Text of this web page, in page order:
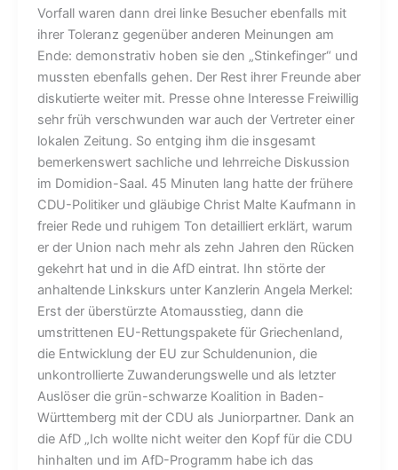
Vorfall waren dann drei linke Besucher ebenfalls mit
ihrer Toleranz gegenüber anderen Meinungen am
Ende: demonstrativ hoben sie den „Stinkefinger“ und
mussten ebenfalls gehen. Der Rest ihrer Freunde aber
diskutierte weiter mit. Presse ohne Interesse Freiwillig
sehr früh verschwunden war auch der Vertreter einer
lokalen Zeitung. So entging ihm die insgesamt
bemerkenswert sachliche und lehrreiche Diskussion
im Domidion-Saal. 45 Minuten lang hatte der frühere
CDU-Politiker und gläubige Christ Malte Kaufmann in
freier Rede und ruhigem Ton detailliert erklärt, warum
er der Union nach mehr als zehn Jahren den Rücken
gekehrt hat und in die AfD eintrat. Ihn störte der
anhaltende Linkskurs unter Kanzlerin Angela Merkel:
Erst der überstürzte Atomausstieg, dann die
umstrittenen EU-Rettungspakete für Griechenland,
die Entwicklung der EU zur Schuldenunion, die
unkontrollierte Zuwanderungswelle und als letzter
Auslöser die grün-schwarze Koalition in Baden-
Württemberg mit der CDU als Juniorpartner. Dank an
die AfD „Ich wollte nicht weiter den Kopf für die CDU
hinhalten und im AfD-Programm habe ich das